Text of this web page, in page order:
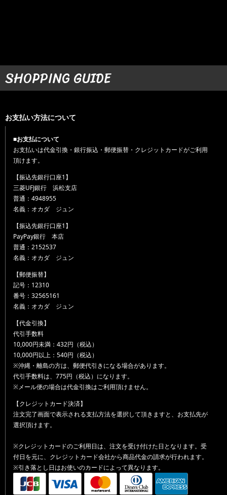
SHOPPING GUIDE
お支払い方法について
■お支払について
お支払いは代金引換・銀行振込・郵便振替・クレジットカードがご利用
頂けます。
【振込先銀行口座1】
三菱UFJ銀行 浜松支店
普通：4948955
名義：オカダ ジュン
【振込先銀行口座1】
PayPay銀行 本店
普通：2152537
名義：オカダ ジュン
【郵便振替】
記号：12310
番号：32565161
名義：オカダ ジュン
【代金引換】
代引手数料
10,000円未満：432円（税込）
10,000円以上：540円（税込）
※沖縄・離島の方は、郵便代引きになる場合があります。
代引手数料は、775円（税込）になります。
※メール便の場合は代金引換はご利用頂けません。
【クレジットカード決済】
注文完了画面で表示される支払方法を選択して頂きますと、お支払先が
選択頂けます。
※クレジットカードのご利用日は、注文を受け付けた日となります。受
付日を元に、クレジットカード会社から商品代金の請求が行われます。
※引き落とし日はお使いのカードによって異なります。